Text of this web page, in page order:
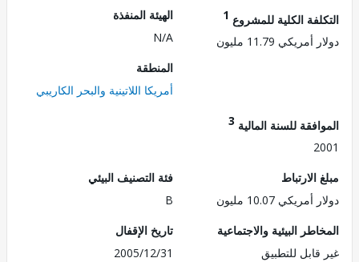
الكلية للمشروع1
11.79 مليون
الهيئة المنفذة
أمريكا اللاتينية والبحر الكاريبي
للسنة المالية3
10.07 مليون
فئة التصنيف البيئي
البيئية والاجتماعية
للتطبيق
تاريخ الإقفال
2005/12/31